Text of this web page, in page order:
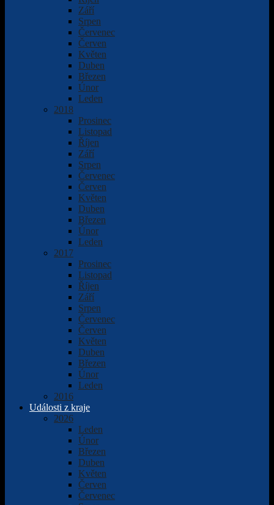
Září
Srpen
Červenec
Červen
Květen
Duben
Březen
Únor
Leden
2018
Prosinec
Listopad
Říjen
Září
Srpen
Červenec
Červen
Květen
Duben
Březen
Únor
Leden
2017
Prosinec
Listopad
Říjen
Září
Srpen
Červenec
Červen
Květen
Duben
Březen
Únor
Leden
2016
Události z kraje
2026
Leden
Únor
Březen
Duben
Květen
Červen
Červenec